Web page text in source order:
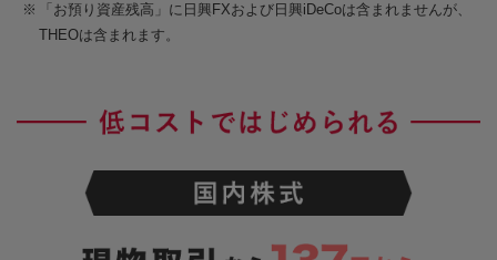
※
「お預り資産残高」に日興FXおよび日興iDeCoは含まれませんが、
THEOは含まれます。